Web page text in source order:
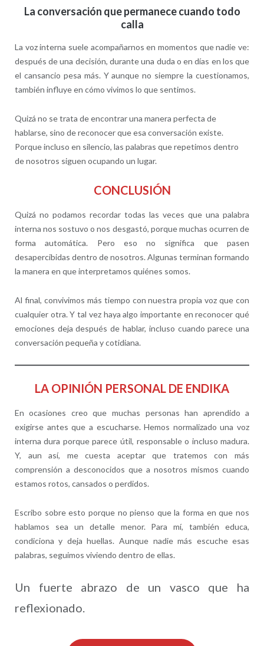
La conversación que permanece cuando todo
calla
La voz interna suele acompañarnos en momentos que nadie ve:
después de una decisión, durante una duda o en días en los que
el cansancio pesa más. Y aunque no siempre la cuestionamos,
también influye en cómo vivimos lo que sentimos.
Quizá no se trata de encontrar una manera perfecta de
hablarse, sino de reconocer que esa conversación existe.
Porque incluso en silencio, las palabras que repetimos dentro
de nosotros siguen ocupando un lugar.
CONCLUSIÓN
Quizá no podamos recordar todas las veces que una palabra
interna nos sostuvo o nos desgastó, porque muchas ocurren de
forma automática. Pero eso no significa que pasen
desapercibidas dentro de nosotros. Algunas terminan formando
la manera en que interpretamos quiénes somos.
Al final, convivimos más tiempo con nuestra propia voz que con
cualquier otra. Y tal vez haya algo importante en reconocer qué
emociones deja después de hablar, incluso cuando parece una
conversación pequeña y cotidiana.
LA OPINIÓN PERSONAL DE ENDIKA
En ocasiones creo que muchas personas han aprendido a
exigirse antes que a escucharse. Hemos normalizado una voz
interna dura porque parece útil, responsable o incluso madura.
Y, aun así, me cuesta aceptar que tratemos con más
comprensión a desconocidos que a nosotros mismos cuando
estamos rotos, cansados o perdidos.
Escribo sobre esto porque no pienso que la forma en que nos
hablamos sea un detalle menor. Para mí, también educa,
condiciona y deja huellas. Aunque nadie más escuche esas
palabras, seguimos viviendo dentro de ellas.
Un fuerte abrazo de un vasco que ha
reflexionado.